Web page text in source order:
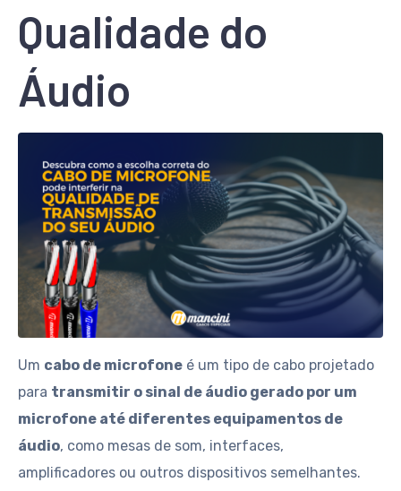
Qualidade do
Áudio
Um cabo de microfone é um tipo de cabo projetado
para transmitir o sinal de áudio gerado por um
microfone até diferentes equipamentos de
áudio, como mesas de som, interfaces,
amplificadores ou outros dispositivos semelhantes.